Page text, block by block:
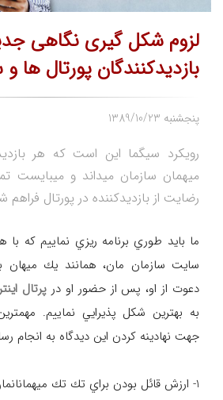
لزوم شكل گيری نگاهی
بازديدكنندگان پورتال ها
1389/10/23 پنجشنبه
رویکرد سیگما این است که هر
ميهمان سازمان میداند و میبایست
رضایت از بازدیدکننده در پورتال فراهم
ما بايد طوري برنامه ريزي نماييم كه با
سايت سازمان مان، همانند يك ميهان
دعوت از او، پس از حضور او در پرتال
به بهترين شكل پذيرايي نماييم.
جهت نهادينه كردن اين ديدگاه به انجام
1- ارزش قائل بودن براي تك تك ميهمانانمان